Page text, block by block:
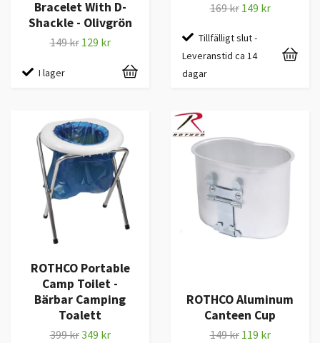
Bracelet With D-
Shackle - Olivgrön
149 kr 129 kr
I lager
169 kr 149 kr
Tillfälligt slut -
Leveranstid ca 14
dagar
ROTHCO Portable
Camp Toilet -
Bärbar Camping
Toalett
399 kr349 kr
ROTHCO Aluminum
Canteen Cup
149 kr 119 kr